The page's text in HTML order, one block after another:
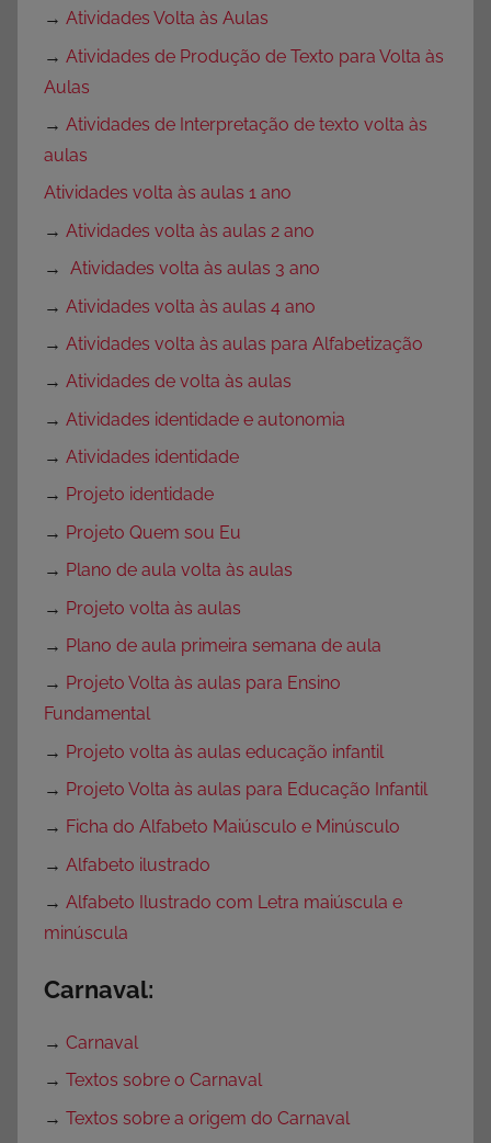
→ Atividades Volta às Aulas
→ Atividades de Produção de Texto para Volta às
Aulas
→ Atividades de Interpretação de texto volta às
aulas
Atividades volta às aulas 1 ano
→ Atividades volta às aulas 2 ano
→ Atividades volta às aulas 3 ano
→ Atividades volta às aulas 4 ano
→ Atividades volta às aulas para Alfabetização
→ Atividades de volta às aulas
→ Atividades identidade e autonomia
→ Atividades identidade
→ Projeto identidade
→ Projeto Quem sou Eu
→ Plano de aula volta às aulas
→ Projeto volta às aulas
→ Plano de aula primeira semana de aula
→ Projeto Volta às aulas para Ensino
Fundamental
→ Projeto volta às aulas educação infantil
→ Projeto Volta às aulas para Educação Infantil
→ Ficha do Alfabeto Maiúsculo e Minúsculo
→ Alfabeto ilustrado
→ Alfabeto Ilustrado com Letra maiúscula e
minúscula
Carnaval:
→ Carnaval
→ Textos sobre o Carnaval
→ Textos sobre a origem do Carnaval